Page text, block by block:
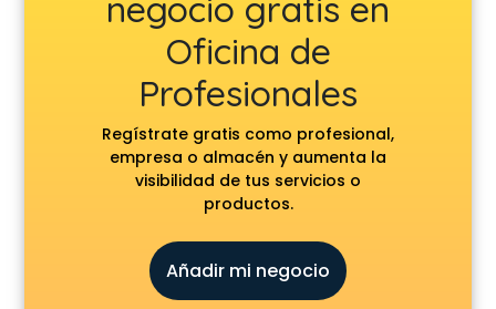
negocio gratis en
Oficina de
Profesionales
Regístrate gratis como profesional,
empresa o almacén y aumenta la
visibilidad de tus servicios o
productos.
Añadir mi negocio